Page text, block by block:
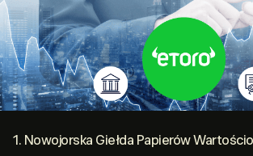
1. Nowojorska Giełda Papierów